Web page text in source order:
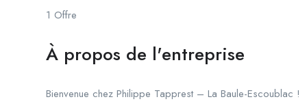
1 Offre
À propos de l'entreprise
Bienvenue chez Philippe Tapprest – La Baule-Escoublac !